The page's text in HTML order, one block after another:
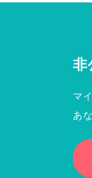
非
マ
あ